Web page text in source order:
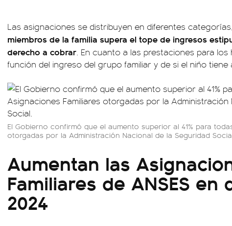
Las asignaciones se distribuyen en diferentes
miembros de la familia supera el tope de ingresos
derecho a cobrar. En cuanto a las prestaciones para los
función del ingreso del grupo familiar y de si el niño
El Gobierno confirmó que el aumento superior al 41% para
otorgadas por la Administración Nacional de la Seguridad
Aumentan las
Familiares de ANSES en
2024